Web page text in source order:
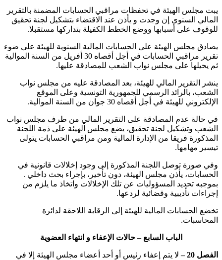
‏يبت مجلس الهيئة في تحفظات مراقبي الحسابات المضمنة بالتقرير
المالي السنوي إن وجدت و يأذن عند الاقتضاء بتشكيل لجنة تحقيق
للوقوف على أسبابها ووضع الخطط الكفيلة بتداركها مستقبلا.
‏يصادق مجلس الهيئة على الحسابات المالية السنوية للهيئة على ضوء
تقرير مراقبي الحسابات في أجل أقصاه 30 ‏أفريل من السنة الموالية
ثم يحيلها على مجلس نواب الشعب للمصادقة عليها.
‏ينشر التقرير المالي للهيئة، بعد المصادقة عليه من مجلس نواب
الشعب، بالرائد الرسمي للجمهورية التونسية وعلى الموقع
الإلكتروني للهيئة في أجل أقصاه 30 ‏جوان من السنة الموالية.
‏في حالة عدم المصادقة على التقرير المالي من طرف مجلس نواب
الشعب وتشكيل لجنة تحقيق، يضع مجلس الهيئة على ذمة اللجنة
المذكورة فريقا من الإدارة المالية ومن مراقبي الحسابات يتولى
تيسير مهامها.
وفي صورة توصل اللجنة المذكورة إلى وجود إخلالات قانونية في
الحسابات، يأذن مجلس الهيئة، دون تأخير، بإجراء بحث داخلي .
بموجبه تحديد المسؤوليات عن تلك الإخلالات واتخاذ ما يلزم من
إجراءات تأديبية وقضائية لردعها.
‏تخضع الحسابات المالية للهيئة إلى الرقابة اللاحقة لدائرة
المحاسبات.
الباب السابع – حالات الإعفاء و انتهاء العضوية
الفصل 20 – لا يتم إعفاء رئيس أو أحد أعضاء مجلس الهيئة إلا في